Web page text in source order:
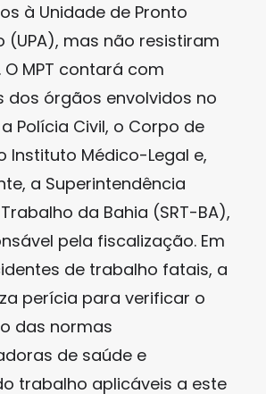
à Unidade de Pronto
(UPA), mas não resistiram
MPT contará com
dos órgãos envolvidos no
Polícia Civil, o Corpo de
Instituto Médico-Legal e,
a Superintendência
da Bahia (SRT-BA),
pela fiscalização. Em
de trabalho fatais, a
perícia para verificar o
das normas
de saúde e
trabalho aplicáveis a este